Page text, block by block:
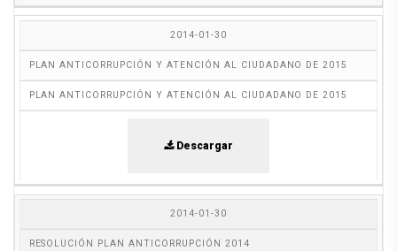
2014-01-30
PLAN ANTICORRUPCIÓN Y ATENCIÓN AL CIUDADANO DE 2015
PLAN ANTICORRUPCIÓN Y ATENCIÓN AL CIUDADANO DE 2015
Descargar
2014-01-30
RESOLUCIÓN PLAN ANTICORRUPCIÓN 2014